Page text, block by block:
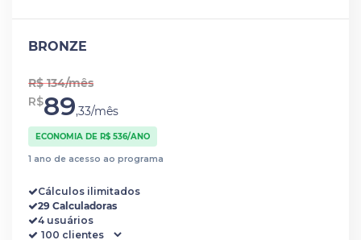
BRONZE
R$ 134/mês
R$89,33/mês
ECONOMIA DE R$ 536/ANO
1 ano de acesso ao programa
Cálculos ilimitados
29 Calculadoras
4 usuários